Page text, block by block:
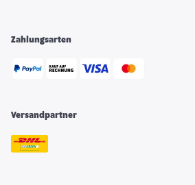
Zahlungsarten
Versandpartner